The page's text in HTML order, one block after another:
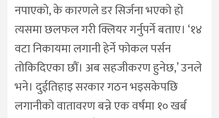
नपाएको, के कारणले डर सिर्जना भएको हो
त्यसमा छलफल गरी क्लियर गर्नुपर्ने बताए। ‘१४
वटा निकायमा लगानी हेर्ने फोकल पर्सन
तोकिदिएका छौं। अब सहजीकरण हुनेछ,’ उनले
भने। दुईतिहाइ सरकार गठन भइसकेपछि
लगानीको वातावरण बन्ने एक वर्षमा १० खर्ब